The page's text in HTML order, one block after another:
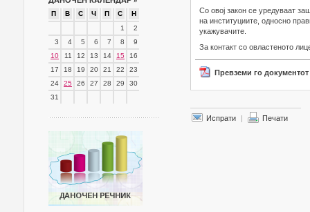
П В С Ч П С
Н
1
2
3
4 5 6 7 8
9
10
11 12 13 14 15
16
17
18 19 20 21 22
23
24
25 26 27 28 29
30
31
Со овој закон се уредуваат
на институциите, односно
укажувачите.
За контакт со овластеното
Превземи го документот
Испрати | Печати